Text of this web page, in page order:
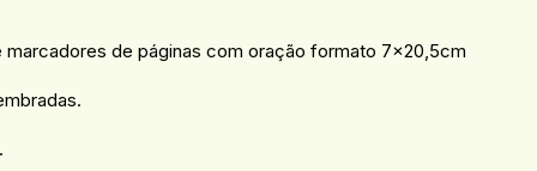
marcadores de páginas com oração formato 7×20,5cm